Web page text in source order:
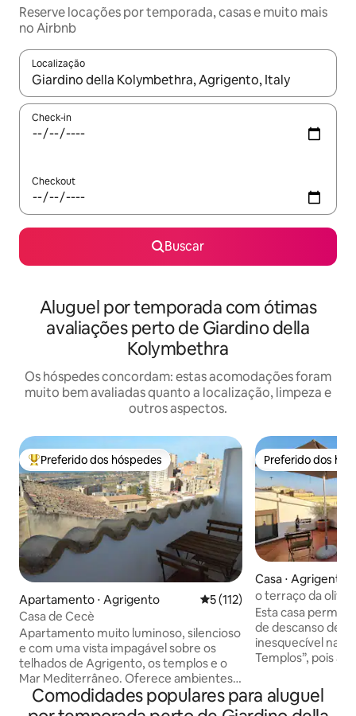
Reserve locações por temporada, casas e muito mais
no Airbnb
Localização
Quando os resultados estiverem disponíveis, explore-os
Check-in
Checkout
Buscar
Aluguel por temporada com ótimas
avaliações perto de Giardino della
Kolymbethra
Os hóspedes concordam: estas acomodações foram
muito bem avaliadas quanto a localização, limpeza e
outros aspectos.
Entre os melhores preferidos dos hóspedes
Preferido dos hóspedes
Apartamento ⋅ Agrigento 5 de uma avaliação média
5 (112)
Casa de Cecè
Apartamento muito luminoso, silencioso
e com uma vista impagável sobre os
telhados de Agrigento, os templos e o
Mar Mediterrâneo. Oferece ambientes
espaçosos e equipados com todo o
conforto e sistema de ar condicionado
Preferido dos
Preferido dos
Casa ⋅ Agrigento
o terraço da
para o mar
Esta casa
de descanso
inesquecível na
Templos”, pois a
encantadoras de
verdade, você
Comodidades populares para aluguel